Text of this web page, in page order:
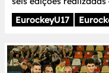
EurockeyU17